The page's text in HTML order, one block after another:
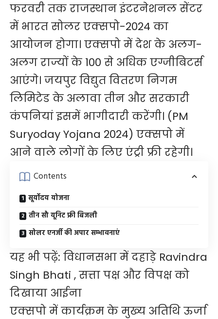
फरवरी तक राजस्थान इंटरनेशनल सेंटर
में भारत सोलर एक्सपो-2024 ​का
आयोजन होगा। एक्सपो में देश के अलग-
अलग राज्यों के 100 से अधिक एग्जीबिटर्स
आएंगे। जयपुर विद्युत वितरण निगम
लिमिटेड के अलावा तीन और सरकारी
कंपनियां इसमें भागीदारी करेंगी। (PM
Suryoday Yojana 2024) एक्सपो में
आने वाले लोगों के लिए एंट्री फ्री रहेगी।
Contents
सूर्योदय योजना
तीन सौ यूनिट फ्री बिजली
सोलर एनर्जी की अपार सम्भावनाएं
यह भी पढ़ें: विधानसभा में दहाड़े Ravindra
Singh Bhati , सत्ता पक्ष और विपक्ष को
दिखाया आईना
एक्सपो में कार्यक्रम के मुख्य अतिथि ऊर्जा